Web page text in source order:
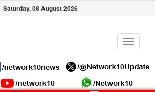
Saturday, 08 August 2026
Toggle